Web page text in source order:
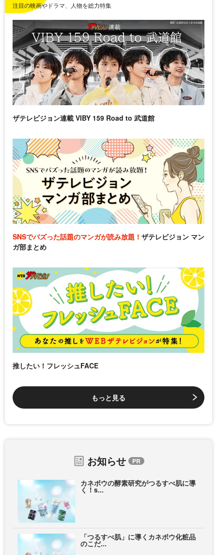
注目の映画やドラマ、人物を総力特集
ザテレビジョン連載 VIBY 159 Road to 武道館
SNSでバズった話題のマンガが読み放題！ ザテレビジョン マン
ガ部まとめ
推したい！フレッシュFACE
もっと見る
お知らせ
カネボウの酵素研究がつるすべ肌に導
く！s...
「つるすべ肌」に導くカネボウ化粧品
のこだ...